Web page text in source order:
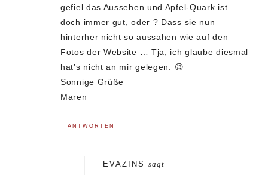
gefiel das Aussehen und Apfel-Quark ist
doch immer gut, oder ? Dass sie nun
hinterher nicht so aussahen wie auf den
Fotos der Website … Tja, ich glaube diesmal
hat’s nicht an mir gelegen. 😉
Sonnige Grüße
Maren
ANTWORTEN
EVAZINS sagt